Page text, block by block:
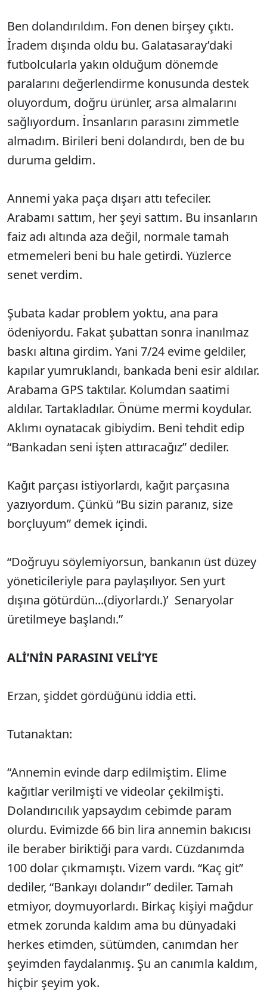
Ben dolandırıldım. Fon denen birşey çıktı.
İradem dışında oldu bu. Galatasaray’daki
futbolcularla yakın olduğum dönemde
paralarını değerlendirme konusunda destek
oluyordum, doğru ürünler, arsa almalarını
sağlıyordum. İnsanların parasını zimmetle
almadım. Birileri beni dolandırdı, ben de bu
duruma geldim.
Annemi yaka paça dışarı attı tefeciler.
Arabamı sattım, her şeyi sattım. Bu insanların
faiz adı altında aza değil, normale tamah
etmemeleri beni bu hale getirdi. Yüzlerce
senet verdim.
Şubata kadar problem yoktu, ana para
ödeniyordu. Fakat şubattan sonra inanılmaz
baskı altına girdim. Yani 7/24 evime geldiler,
kapılar yumruklandı, bankada beni esir aldılar.
Arabama GPS taktılar. Kolumdan saatimi
aldılar. Tartakladılar. Önüme mermi koydular.
Aklımı oynatacak gibiydim. Beni tehdit edip
“Bankadan seni işten attıracağız” dediler.
Kağıt parçası istiyorlardı, kağıt parçasına
yazıyordum. Çünkü “Bu sizin paranız, size
borçluyum” demek içindi.
“Doğruyu söylemiyorsun, bankanın üst düzey
yöneticileriyle para paylaşılıyor. Sen yurt
dışına götürdün...(diyorlardı.)’ Senaryolar
üretilmeye başlandı.”
ALİ’NİN PARASINI VELİ’YE
Erzan, şiddet gördüğünü iddia etti.
Tutanaktan:
“Annemin evinde darp edilmiştim. Elime
kağıtlar verilmişti ve videolar çekilmişti.
Dolandırıcılık yapsaydım cebimde param
olurdu. Evimizde 66 bin lira annemin bakıcısı
ile beraber biriktiği para vardı. Cüzdanımda
100 dolar çıkmamıştı. Vizem vardı. “Kaç git”
dediler, “Bankayı dolandır” dediler. Tamah
etmiyor, doymuyorlardı. Birkaç kişiyi mağdur
etmek zorunda kaldım ama bu dünyadaki
herkes etimden, sütümden, canımdan her
şeyimden faydalanmış. Şu an canımla kaldım,
hiçbir şeyim yok.